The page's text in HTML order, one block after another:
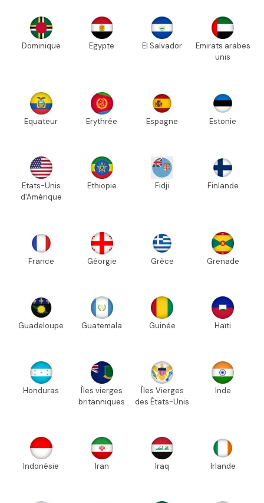
Dominique Egypte El Salvador
Emirats arabes
unis
Equateur Erythrée Espagne Estonie
Etats-Unis
d'Amérique
Ethiopie Fidji Finlande
France Géorgie Grèce Grenade
Guadeloupe Guatemala Guinée Haïti
Honduras
Îles vierges
britanniques
Îles Vierges
des États-Unis
Inde
Indonésie Iran Iraq Irlande